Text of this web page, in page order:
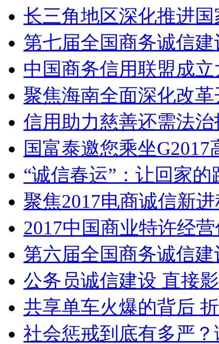
长三角地区深化推进
第七届全国商务诚信
中国商务信用联盟成
聚焦海南全面深化改
信用助力慈善还需法治
国富泰邀您乘坐G2017
“诚信春运”：让回家
聚焦2017电商诚信新
2017中国商业特许经
第六届全国商务诚信
公务员诚信建设 直接
共享单车火爆的背后
社会惩戒到底有多严